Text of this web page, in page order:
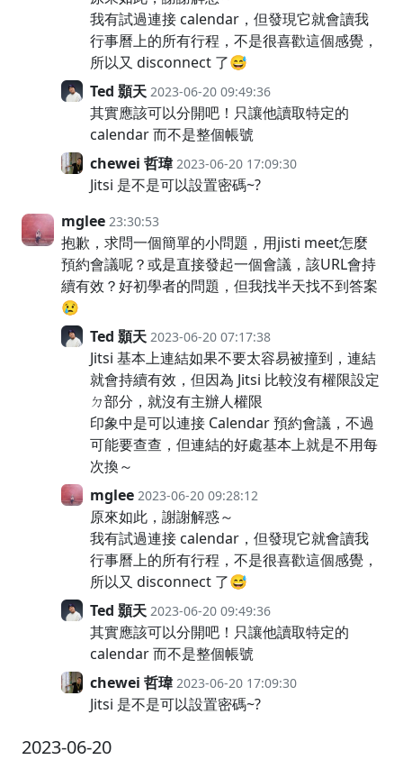
我有試過連接 calendar，但發現它就會讀我
行事曆上的所有行程，不是很喜歡這個感覺，
所以又 disconnect 了😅
Ted 顥天 2023-06-20 09:49:36
其實應該可以分開吧！只讓他讀取特定的
calendar 而不是整個帳號
chewei 哲瑋 2023-06-20 17:09:30
Jitsi 是不是可以設置密碼~?
mglee 23:30:53
抱歉，求問一個簡單的小問題，用jisti meet怎麼
預約會議呢？或是直接發起一個會議，該URL會持
續有效？好初學者的問題，但我找半天找不到答案
😢
Ted 顥天 2023-06-20 07:17:38
Jitsi 基本上連結如果不要太容易被撞到，連結
就會持續有效，但因為 Jitsi 比較沒有權限設定
ㄉ部分，就沒有主辦人權限
印象中是可以連接 Calendar 預約會議，不過
可能要查查，但連結的好處基本上就是不用每
次換～
mglee 2023-06-20 09:28:12
原來如此，謝謝解惑～
我有試過連接 calendar，但發現它就會讀我
行事曆上的所有行程，不是很喜歡這個感覺，
所以又 disconnect 了😅
Ted 顥天 2023-06-20 09:49:36
其實應該可以分開吧！只讓他讀取特定的
calendar 而不是整個帳號
chewei 哲瑋 2023-06-20 17:09:30
Jitsi 是不是可以設置密碼~?
2023-06-20